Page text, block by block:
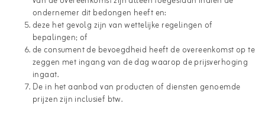
ondernemer dit bedongen heeft en:
deze het gevolg zijn van wettelijke regelingen of
bepalingen; of
de consument de bevoegdheid heeft de overeenkomst op te
zeggen met ingang van de dag waarop de prijsverhoging
ingaat.
De in het aanbod van producten of diensten genoemde
prijzen zijn inclusief btw.